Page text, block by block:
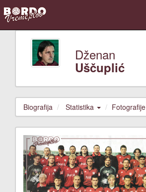
Dženan
Uščuplić
Biografija Statistika Fotografije
Previous